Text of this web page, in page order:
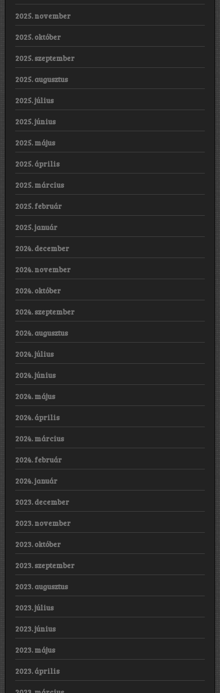
2025. november
2025. október
2025. szeptember
2025. augusztus
2025. július
2025. június
2025. május
2025. április
2025. március
2025. február
2025. január
2024. december
2024. november
2024. október
2024. szeptember
2024. augusztus
2024. július
2024. június
2024. május
2024. április
2024. március
2024. február
2024. január
2023. december
2023. november
2023. október
2023. szeptember
2023. augusztus
2023. július
2023. június
2023. május
2023. április